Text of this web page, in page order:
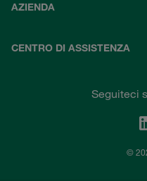
AZIENDA
CENTRO DI ASSISTENZA
Seguiteci
©